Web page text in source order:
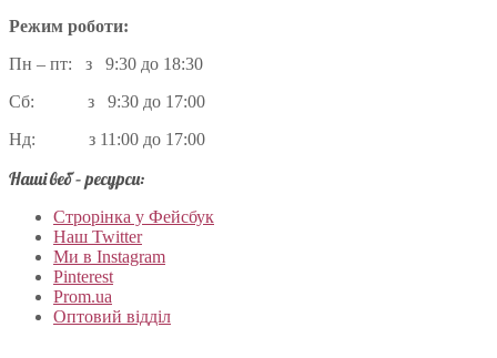
Режим роботи:
Пн – пт: з 9:30 до 18:30
Сб: з 9:30 до 17:00
Нд: з 11:00 до 17:00
Наші веб – ресурси:
Строрінка у Фейсбук
Наш Twitter
Ми в Instagram
Pinterest
Prom.ua
Оптовий відділ